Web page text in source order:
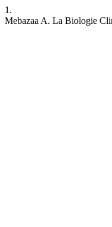
1.
Mebazaa A. La Biologie